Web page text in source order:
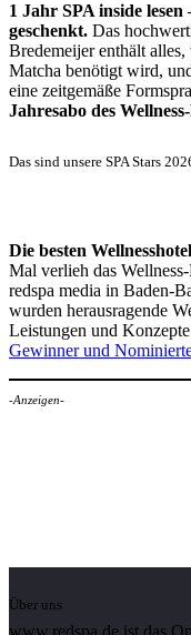
1 Jahr SPA inside
geschenkt. Das
Bredemeijer enthält
Matcha benötigt wird,
eine zeitgemäße
Jahresabo des
Das sind unsere SPA Stars
Die besten
Mal verlieh das
redspa media in Baden-
wurden herausragende
Leistungen und
Gewinner und
-Anzeigen-
Über uns
www.redspa.de ist das